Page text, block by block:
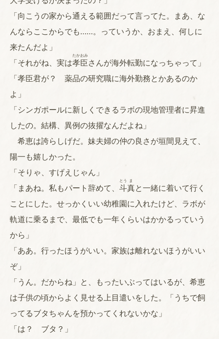
「向こうの家から通える範囲だって言ってた。まあ、な
んならここからでも……。っていうか、おまえ、何しに
来たんだよ」
「それがね、実は孝
たか
臣
おみ
さんが海外転勤になっちゃって」
「孝臣君が？ 薬品の研究職に海外勤務とかあるのか
よ」
「シンガポールに新しくできるラボの現地管理者に昇進
したの。結構、異例の抜擢なんだよね」
希恵は誇らしげだ。妹夫婦の仲の良さが垣間見えて、
陽一も嬉しかった。
「そりゃ、すげえじゃん」
「まあね。私もパート辞めて、 斗
とう
真
ま
と一緒に着いて行く
ことにした。せっかくいい幼稚園に入れたけど、ラボが
軌道に乗るまで、最低でも一年くらいはかかるっていう
から」
「ああ。行ったほうがいい。家族は離れないほうがいい
ぞ」
「うん。だからね」と、もったいぶってはいるが、希恵
は子供の頃からよく見せる上目遣いをした。「うちで飼
ってるブタちゃんを預かってくれないかな」
「は？ ブタ？」